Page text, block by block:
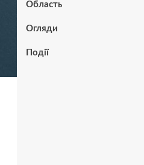
Область
Огляди
Події